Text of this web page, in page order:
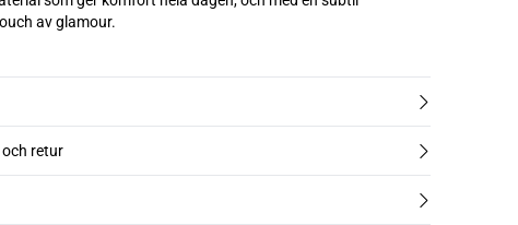
av glamour.
och retur